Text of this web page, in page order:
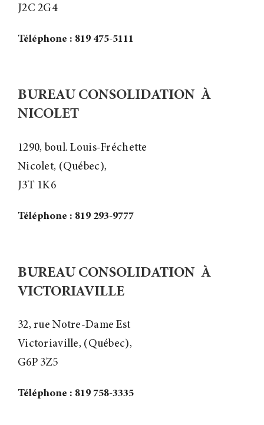
J2C 2G4
Téléphone : 819 475-5111
BUREAU CONSOLIDATION À
NICOLET
1290, boul. Louis-Fréchette
Nicolet, (Québec),
J3T 1K6
Téléphone : 819 293-9777
BUREAU CONSOLIDATION À
VICTORIAVILLE
32, rue Notre-Dame Est
Victoriaville, (Québec),
G6P 3Z5
Téléphone : 819 758-3335